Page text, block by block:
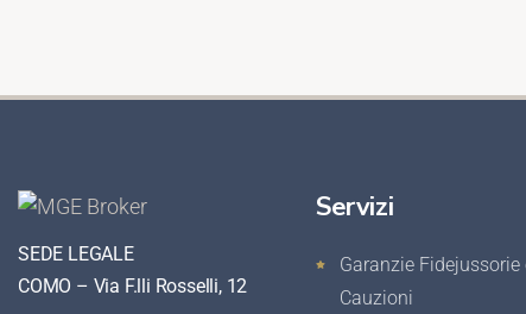
SEDE LEGALE
COMO – Via F.lli Rosselli, 12
Servizi
Garanzie Fidejussorie
Cauzioni